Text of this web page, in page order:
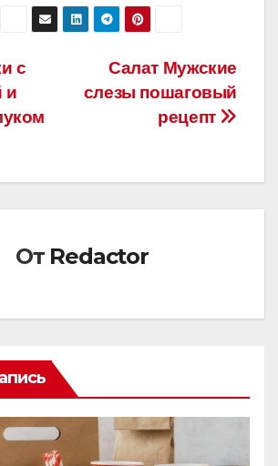
Салат Мужские
слезы пошаговый
рецепт
с
и
От Redactor